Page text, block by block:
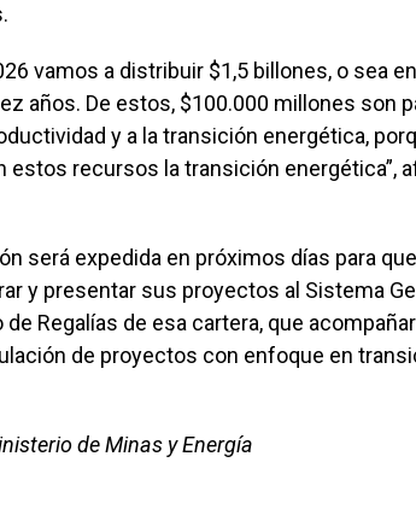
vamos a distribuir $1,5 billones, o sea
años. De estos, $100.000 millones son
y a la transición energética,
estos recursos la transición energética”,
será expedida en próximos días para
y presentar sus proyectos al Sistema
de Regalías de esa cartera, que
de proyectos con enfoque en
de Minas y Energía